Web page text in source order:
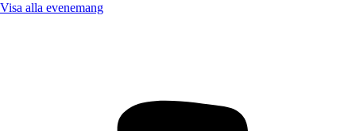
Visa alla evenemang